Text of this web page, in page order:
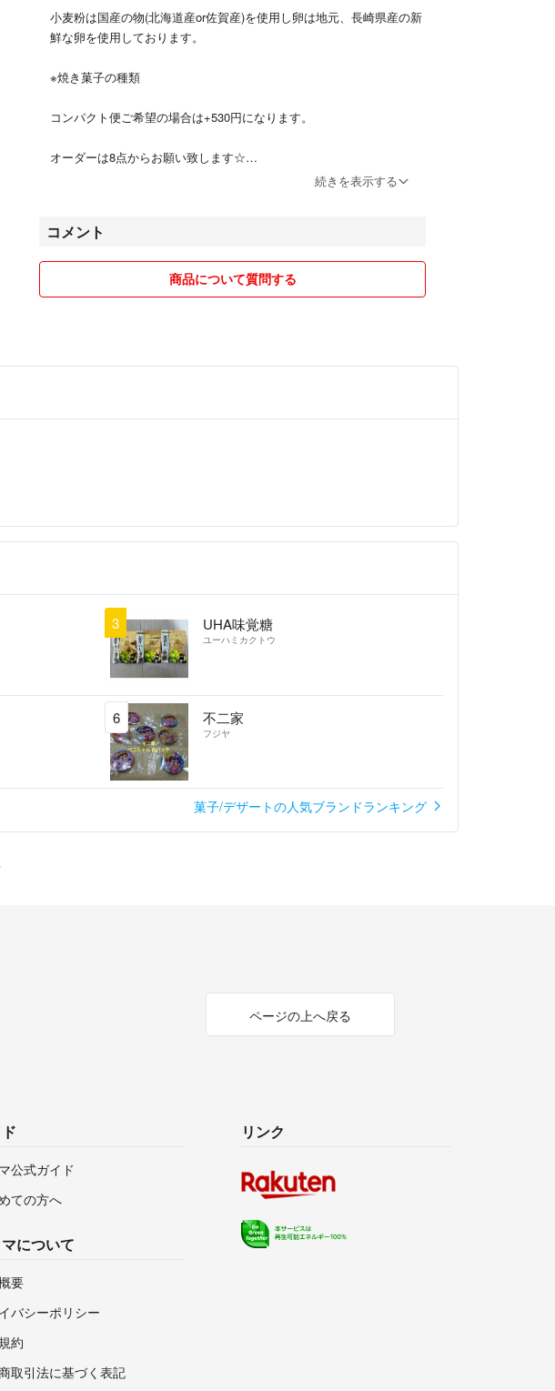
（アルミ無添加）、アーモンド
ココア チョコチップ レモン
保健所の許可のある施設で製造してます。
長崎市指令 保生衛第743号
小麦粉は国産の物(北海道産or佐賀産)を使用し卵は地元、長崎県産の新
鮮な卵を使用しております。
※焼き菓子の種類
コンパクト便ご希望の場合は+530円になります。
オーダーは8点からお願い致します☆
プレーン
チョコチップ
キャラメルチョコチップ
ココア
す❢割れやかけにくいです）
ココア
ごま
(スノーボールは、まぶした粉砂糖が溶けやすいのでご了承くださいま
※マドレーヌ1個150円
+クリックポスト箱代送料300円
発送方法はコンパクト便orプチプチに包んでクリックポスト専用箱に
長崎からの発送になるので遠方の片は3.4日ほど到着までお時間をいた
だくと思います。
発送中の割れや欠け等々ご理解いただける方のみよろしくお願い致し
１人で製作、発送させていただいておりますのでご対応、コメント遅
続きを表示する
コメント
商品について質問する
3 UHA味覚糖
ユーハミカクトウ
6 不二家
フジヤ
菓子/デザートの人気ブランドランキング
ページの上へ戻る
公式ガイド
ての方へ
について
要
バシーポリシー
約
取引法に基づく表記
リンク